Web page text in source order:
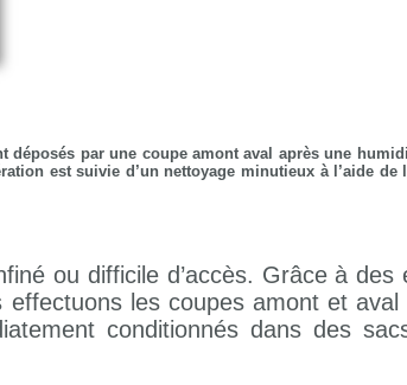
par une coupe amont aval après une
est suivie d’un nettoyage minutieux à l’aide de
ou difficile d’accès. Grâce à des
les coupes amont et
conditionnés dans des